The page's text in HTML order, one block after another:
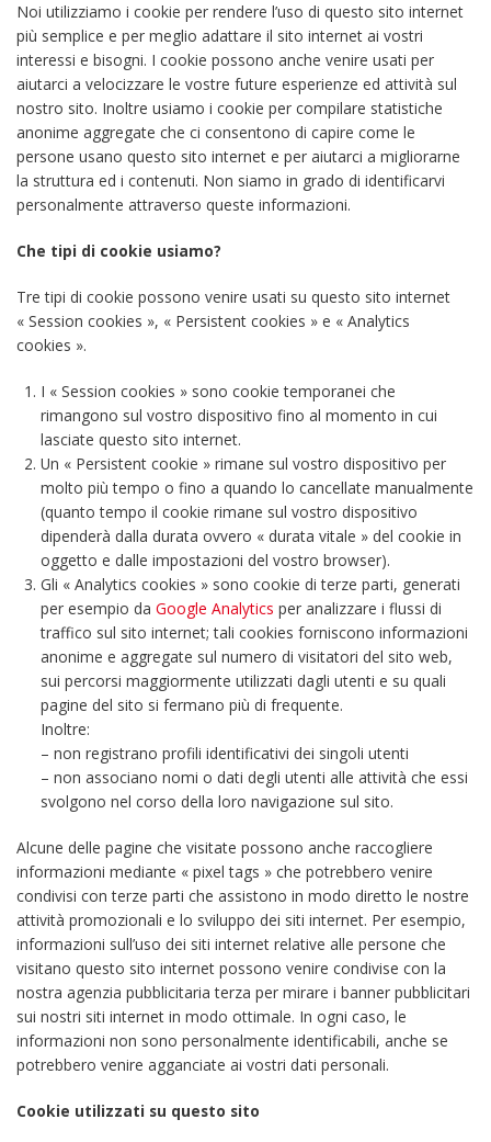
Noi utilizziamo i cookie per rendere l’uso di questo sito internet
più semplice e per meglio adattare il sito internet ai vostri
interessi e bisogni. I cookie possono anche venire usati per
aiutarci a velocizzare le vostre future esperienze ed attività sul
nostro sito. Inoltre usiamo i cookie per compilare statistiche
anonime aggregate che ci consentono di capire come le
persone usano questo sito internet e per aiutarci a migliorarne
la struttura ed i contenuti. Non siamo in grado di identificarvi
personalmente attraverso queste informazioni.
Che tipi di cookie usiamo?
Tre tipi di cookie possono venire usati su questo sito internet
« Session cookies », « Persistent cookies » e « Analytics
cookies ».
I « Session cookies » sono cookie temporanei che
rimangono sul vostro dispositivo fino al momento in cui
lasciate questo sito internet.
Un « Persistent cookie » rimane sul vostro dispositivo per
molto più tempo o fino a quando lo cancellate manualmente
(quanto tempo il cookie rimane sul vostro dispositivo
dipenderà dalla durata ovvero « durata vitale » del cookie in
oggetto e dalle impostazioni del vostro browser).
Gli « Analytics cookies » sono cookie di terze parti, generati
per esempio daGoogle Analytics per analizzare i flussi di
traffico sul sito internet; tali cookies forniscono informazioni
anonime e aggregate sul numero di visitatori del sito web,
sui percorsi maggiormente utilizzati dagli utenti e su quali
pagine del sito si fermano più di frequente.
Inoltre:
– non registrano profili identificativi dei singoli utenti
– non associano nomi o dati degli utenti alle attività che essi
svolgono nel corso della loro navigazione sul sito.
Alcune delle pagine che visitate possono anche raccogliere
informazioni mediante « pixel tags » che potrebbero venire
condivisi con terze parti che assistono in modo diretto le nostre
attività promozionali e lo sviluppo dei siti internet. Per esempio,
informazioni sull’uso dei siti internet relative alle persone che
visitano questo sito internet possono venire condivise con la
nostra agenzia pubblicitaria terza per mirare i banner pubblicitari
sui nostri siti internet in modo ottimale. In ogni caso, le
informazioni non sono personalmente identificabili, anche se
potrebbero venire agganciate ai vostri dati personali.
Cookie utilizzati su questo sito